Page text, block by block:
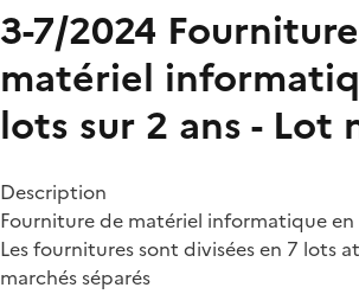
3-7/2024
matériel
lots sur 2 ans - Lot
Description
Fourniture de matériel informatique en
Les fournitures sont divisées en 7 lots
marchés séparés